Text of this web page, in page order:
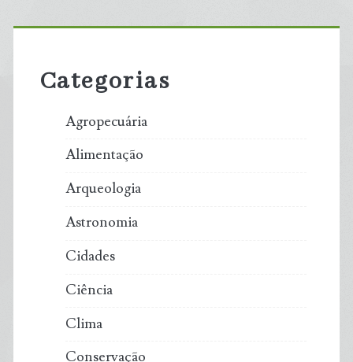
Primary
Sidebar
Categorias
Agropecuária
Alimentação
Arqueologia
Astronomia
Cidades
Ciência
Clima
Conservação